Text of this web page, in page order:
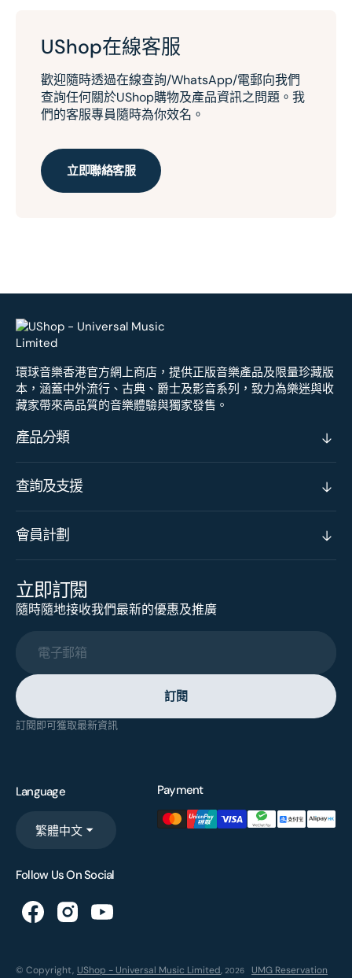
UShop在線客服
歡迎隨時透過在線查詢/WhatsApp/電郵向我們
查詢任何關於UShop購物及產品資訊之問題。我
們的客服專員隨時為你效名。
立即聯絡客服
環球音樂香港官方網上商店，提供正版音樂產品及限量珍藏版
本，涵蓋中外流行、古典、爵士及影音系列，致力為樂迷與收
藏家帶來高品質的音樂體驗與獨家發售。
產品分類
查詢及支援
會員計劃
立即訂閱
隨時隨地接收我們最新的優惠及推廣
電子郵箱
訂閱
訂閱即可獲取最新資訊
Language
繁體中文
Payment
Follow Us On Social
© Copyright, UShop - Universal Music Limited, 2026 UMG Reservation